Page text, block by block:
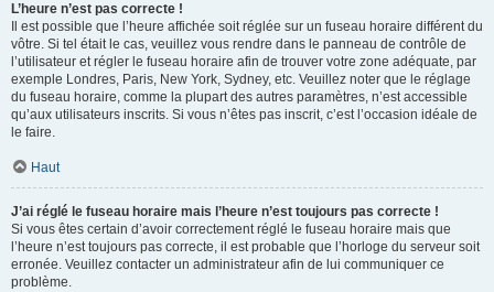
L’heure n’est pas correcte !
Il est possible que l’heure affichée soit réglée sur un fuseau horaire différent du
vôtre. Si tel était le cas, veuillez vous rendre dans le panneau de contrôle de
l’utilisateur et régler le fuseau horaire afin de trouver votre zone adéquate, par
exemple Londres, Paris, New York, Sydney, etc. Veuillez noter que le réglage
du fuseau horaire, comme la plupart des autres paramètres, n’est accessible
qu’aux utilisateurs inscrits. Si vous n’êtes pas inscrit, c’est l’occasion idéale de
le faire.
Haut
J’ai réglé le fuseau horaire mais l’heure n’est toujours pas correcte !
Si vous êtes certain d’avoir correctement réglé le fuseau horaire mais que
l’heure n’est toujours pas correcte, il est probable que l’horloge du serveur soit
erronée. Veuillez contacter un administrateur afin de lui communiquer ce
problème.